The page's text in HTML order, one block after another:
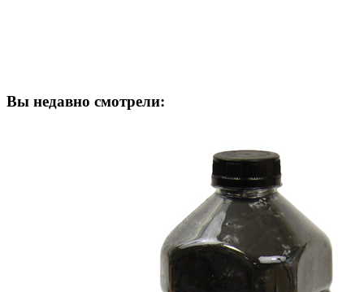
Вы недавно смотрели: